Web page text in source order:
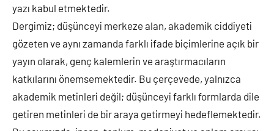
yazı kabul etmektedir.
Dergimiz; düşünceyi merkeze alan, akademik ciddiyeti
gözeten ve aynı zamanda farklı ifade biçimlerine açık bir
yayın olarak, genç kalemlerin ve araştırmacıların
katkılarını önemsemektedir. Bu çerçevede, yalnızca
akademik metinleri değil; düşünceyi farklı formlarda dile
getiren metinleri de bir araya getirmeyi hedeflemektedir.